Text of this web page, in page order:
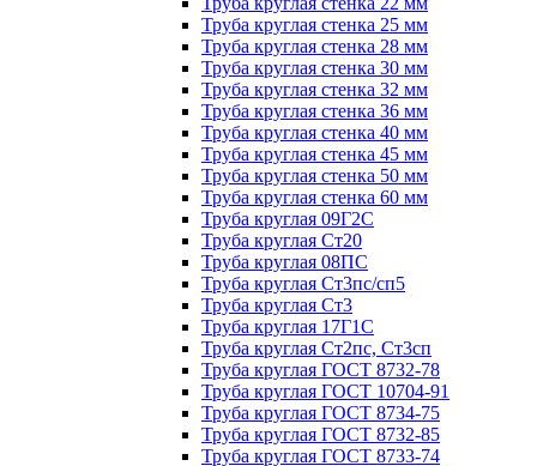
Труба круглая стенка 25 мм
Труба круглая стенка 28 мм
Труба круглая стенка 30 мм
Труба круглая стенка 32 мм
Труба круглая стенка 36 мм
Труба круглая стенка 40 мм
Труба круглая стенка 45 мм
Труба круглая стенка 50 мм
Труба круглая стенка 60 мм
Труба круглая 09Г2С
Труба круглая Ст20
Труба круглая 08ПС
Труба круглая Ст3пс/сп5
Труба круглая Ст3
Труба круглая 17Г1С
Труба круглая Ст2пс, Ст3сп
Труба круглая ГОСТ 8732-78
Труба круглая ГОСТ 10704-91
Труба круглая ГОСТ 8734-75
Труба круглая ГОСТ 8732-85
Труба круглая ГОСТ 8733-74